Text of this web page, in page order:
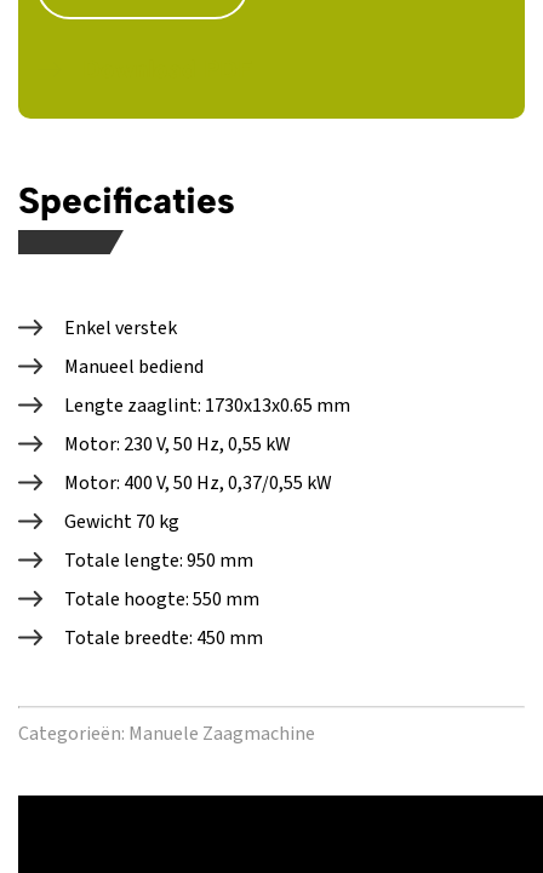
Specificaties
Enkel verstek
Manueel bediend
Lengte zaaglint: 1730x13x0.65 mm
Motor: 230 V, 50 Hz, 0,55 kW
Motor: 400 V, 50 Hz, 0,37/0,55 kW
Gewicht 70 kg
Totale lengte: 950 mm
Totale hoogte: 550 mm
Totale breedte: 450 mm
Categorieën: Manuele Zaagmachine